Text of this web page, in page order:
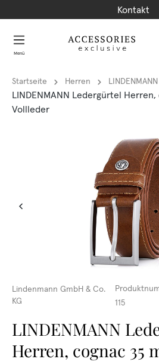
Kontakt
Menü
Startseite Herren
LINDENMANN Ledergürtel
Vollleder
Lindenmann GmbH & Co.
KG
115
LINDENMANN
Herren, cognac 35